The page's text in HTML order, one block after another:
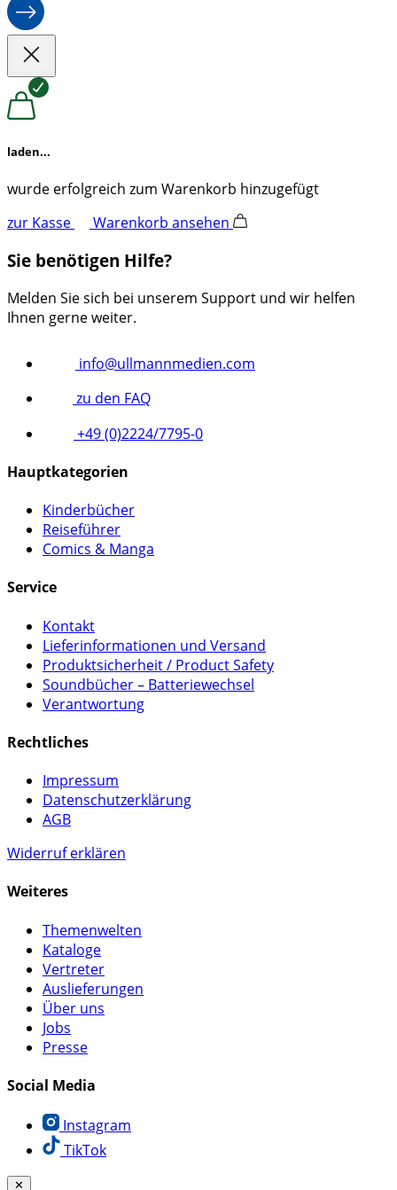
laden...
wurde erfolgreich zum Warenkorb hinzugefügt
zur Kasse
Warenkorb ansehen
Sie benötigen Hilfe?
Melden Sie sich bei unserem Support und wir helfen
Ihnen gerne weiter.
info@ullmannmedien.com
zu den FAQ
+49 (0)2224/7795-0
Hauptkategorien
Kinderbücher
Reiseführer
Comics & Manga
Service
Kontakt
Lieferinformationen und Versand
Produktsicherheit / Product Safety
Soundbücher – Batteriewechsel
Verantwortung
Rechtliches
Impressum
Datenschutzerklärung
AGB
Widerruf erklären
Weiteres
Themenwelten
Kataloge
Vertreter
Auslieferungen
Über uns
Jobs
Presse
Social Media
Instagram
TikTok
✕